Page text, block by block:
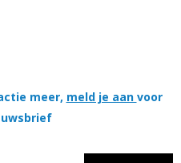
meer, meld je aan voor